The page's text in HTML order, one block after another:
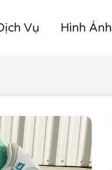
Vụ Hình Ảnh